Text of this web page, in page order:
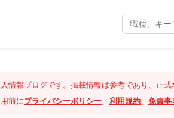
情報ブログです。掲載情報は参考であり、正
前にプライバシーポリシー、 利用規約、 免責事